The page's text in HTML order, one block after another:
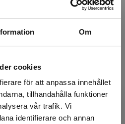
Om
cookies
för att anpassa innehållet
tillhandahålla funktioner
vår trafik. Vi
identifierare och annan
fraktregion
i pedagogik vid
lärande, yrkeslärares och